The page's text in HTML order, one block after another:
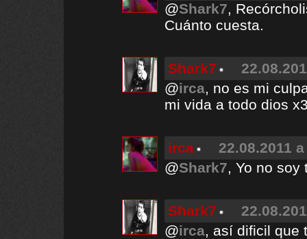
@Shark7,
Cuánto cuesta.
Shark7
@irca, no es mi
mi vida a todo dios
irca
22.08.2011
@Shark7, Yo no soy
Shark7
@irca, así dificil que